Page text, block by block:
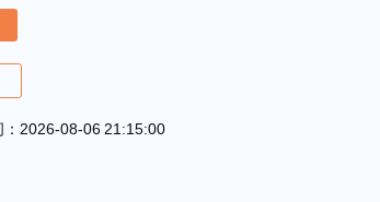
2026-08-06 21:15:00